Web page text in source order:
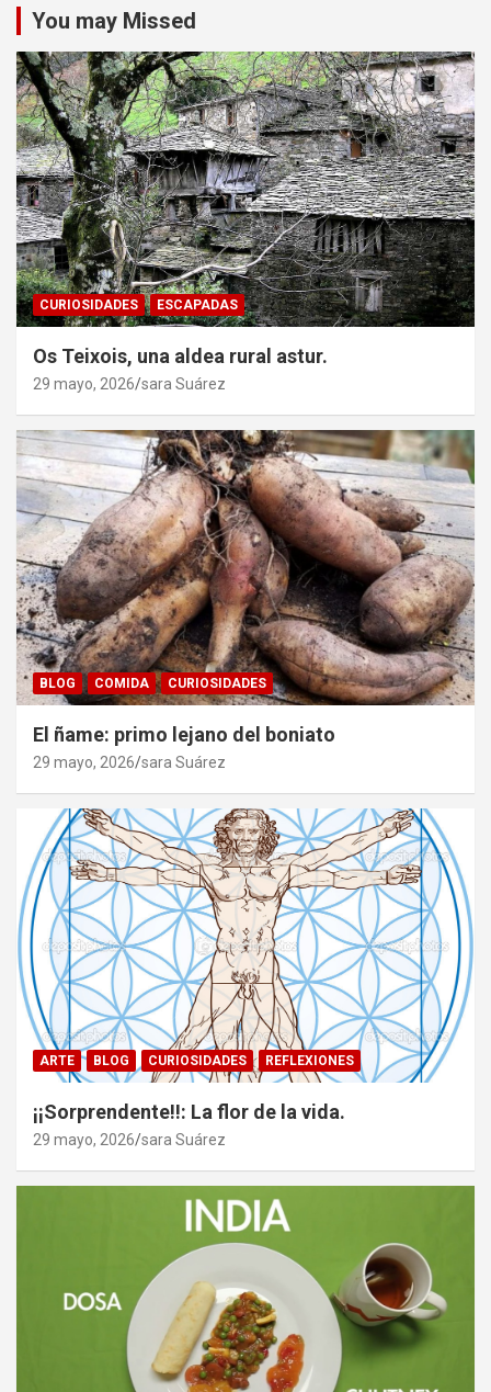
You may Missed
CURIOSIDADES ESCAPADAS
Os Teixois, una aldea rural astur.
29 mayo, 2026 sara Suárez
BLOG COMIDA CURIOSIDADES
El ñame: primo lejano del boniato
29 mayo, 2026 sara Suárez
ARTE BLOG CURIOSIDADES REFLEXIONES
¡¡Sorprendente!!: La flor de la vida.
29 mayo, 2026 sara Suárez